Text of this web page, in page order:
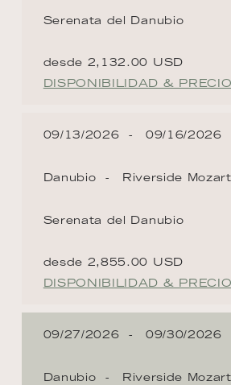
Serenata del Danubio
desde 2,132.00 USD
DISPONIBILIDAD &
09/13/2026 09/16/2026
Danubio Riverside Mozart
Serenata del Danubio
desde 2,855.00 USD
DISPONIBILIDAD &
09/27/2026 09/30/2026
Danubio Riverside Mozart